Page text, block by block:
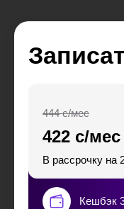
422 с/мес
444 с/мес
В рассрочку на
Кешбэк